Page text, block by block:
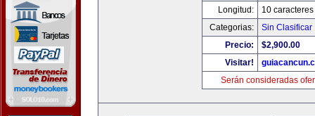
Longitud:
10 caracteres
Categorias:
Sin Clasificar
Precio:
$2,900.00
Visitar!
Serán consideradas